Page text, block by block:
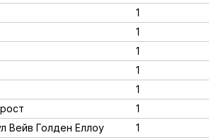
1
1
1
1
1
1
Вейв Голден Еллоу 1